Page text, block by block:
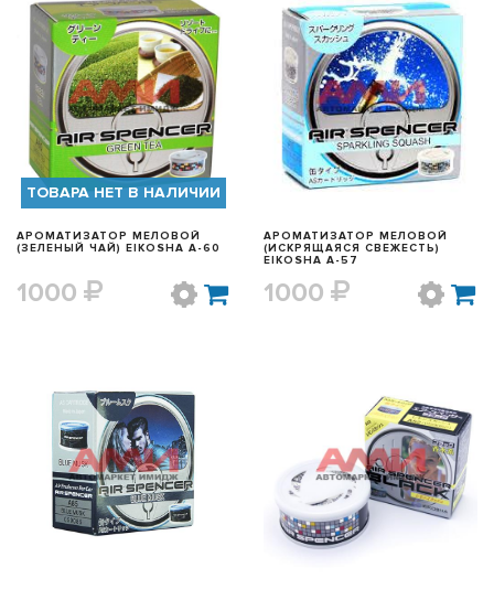
БЫСТРЫЙ ПРОСМОТР
ТОВАРА НЕТ В НАЛИЧИИ
АРОМАТИЗАТОР МЕЛОВОЙ
(ЗЕЛЕНЫЙ ЧАЙ) EIKOSHA A-60
1000
БЫСТРЫЙ ПРОСМОТР
АРОМАТИЗАТОР МЕЛОВОЙ
(ИСКРЯЩАЯСЯ СВЕЖЕСТЬ)
EIKOSHA A-57
1000
БЫСТРЫЙ ПРОСМОТР БЫСТРЫЙ ПРОСМОТР